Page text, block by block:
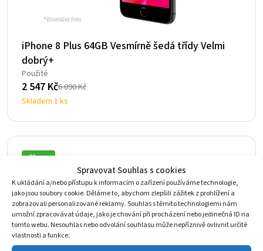
Spravovat Souhlas s cookies
K ukládání a/nebo přístupu k informacím o zařízení používáme technologie,
jako jsou soubory cookie. Děláme to, abychom zlepšili zážitek z prohlížení a
zobrazovali personalizované reklamy. Souhlas s těmito technologiemi nám
umožní zpracovávat údaje, jako je chování při procházení nebo jedinečná ID na
tomto webu. Nesouhlas nebo odvolání souhlasu může nepříznivě ovlivnit určité
vlastnosti a funkce.
iPhone 8 Plus 64GB Vesmírně šedá třídy Velmi
dobrý+
Použité
6 090Kč
Původní
cena
byla:
6
090 Kč.
2 547 Kč
Aktuální
cena
je:
2
547 Kč.
Skladem 1 ks
Sleva